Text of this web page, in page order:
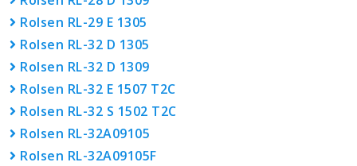
Rolsen RL-29 E 1305
Rolsen RL-32 D 1305
Rolsen RL-32 D 1309
Rolsen RL-32 E 1507 T2C
Rolsen RL-32 S 1502 T2C
Rolsen RL-32A09105
Rolsen RL-32A09105F